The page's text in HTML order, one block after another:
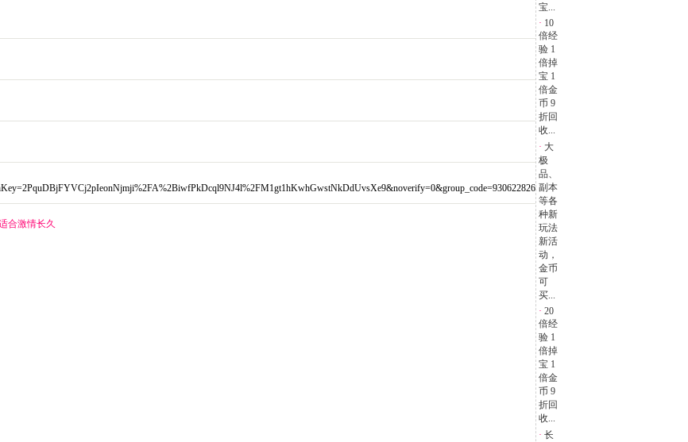
合激情长久
宝...
· 10
倍经
验 1
倍掉
宝 1
倍金
币 9
折回
收...
· 大
极
品、
副本
等各
种新
玩法
新活
动，
金币
可
买...
· 20
倍经
验 1
倍掉
宝 1
倍金
币 9
折回
收...
· 长